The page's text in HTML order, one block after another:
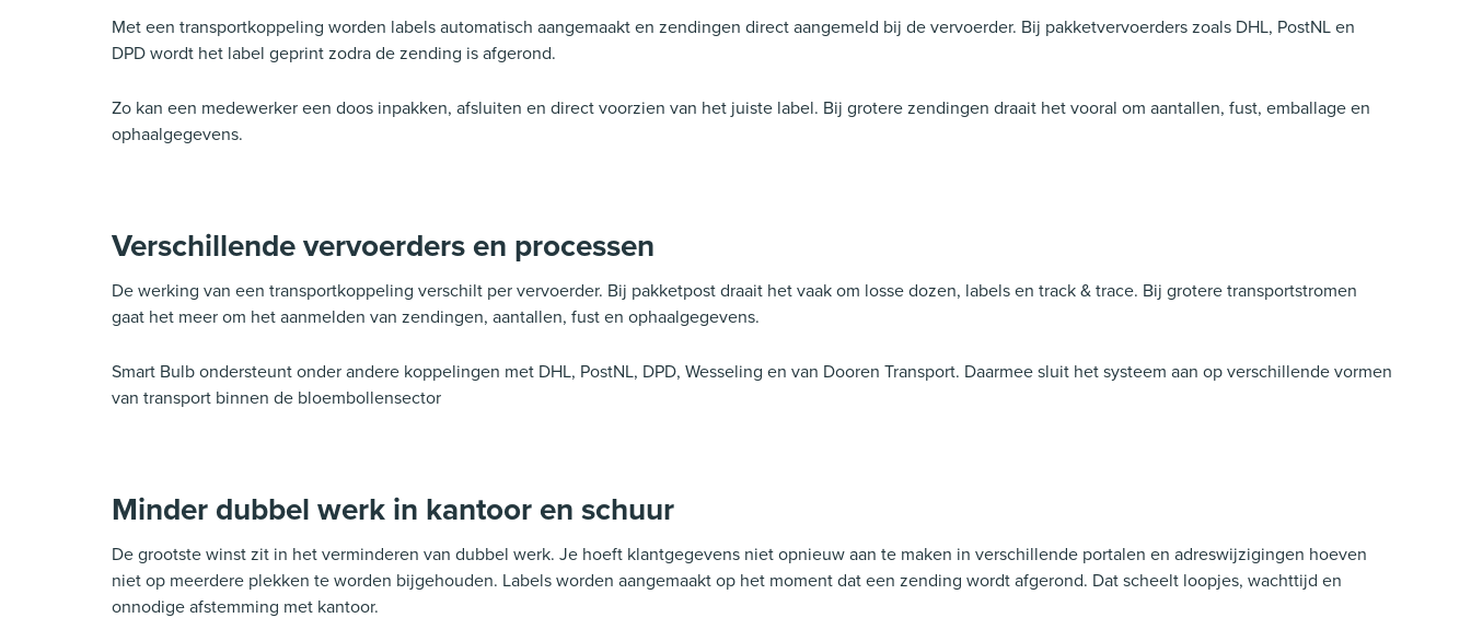
Met een transportkoppeling worden labels automatisch aangemaakt en zendingen direct aangemeld bij de vervoerder. Bij pakketvervoerders zoals DHL, PostNL en
DPD wordt het label geprint zodra de zending is afgerond.
Zo kan een medewerker een doos inpakken, afsluiten en direct voorzien van het juiste label. Bij grotere zendingen draait het vooral om aantallen, fust, emballage en
ophaalgegevens.
Verschillende vervoerders en processen
De werking van een transportkoppeling verschilt per vervoerder. Bij pakketpost draait het vaak om losse dozen, labels en track & trace. Bij grotere transportstromen
gaat het meer om het aanmelden van zendingen, aantallen, fust en ophaalgegevens.
Smart Bulb ondersteunt onder andere koppelingen met DHL, PostNL, DPD, Wesseling en van Dooren Transport. Daarmee sluit het systeem aan op verschillende vormen
van transport binnen de bloembollensector
Minder dubbel werk in kantoor en schuur
De grootste winst zit in het verminderen van dubbel werk. Je hoeft klantgegevens niet opnieuw aan te maken in verschillende portalen en adreswijzigingen hoeven
niet op meerdere plekken te worden bijgehouden. Labels worden aangemaakt op het moment dat een zending wordt afgerond. Dat scheelt loopjes, wachttijd en
onnodige afstemming met kantoor.